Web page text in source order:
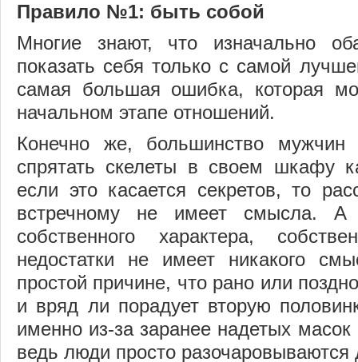
Правило №1: быть собой
Многие знают, что изначально
показать себя только с самой
самая большая ошибка, которая
начальном этапе отношений.
Конечно же, большинство
спрятать скелеты в своем шкафу
если это касается секретов, то
встречному не имеет смысла. А
собственного характера,
недостатки не имеет никакого
простой причине, что рано или
и вряд ли порадует вторую
именно из-за заранее надетых
ведь люди просто разочаровываются